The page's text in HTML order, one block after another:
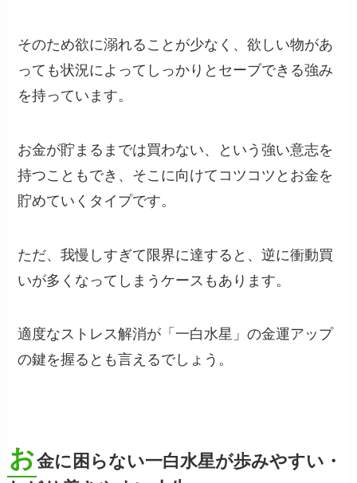
そのため欲に溺れることが少なく、欲しい物があ
っても状況によってしっかりとセーブできる強み
を持っています。
お金が貯まるまでは買わない、という強い意志を
持つこともでき、そこに向けてコツコツとお金を
貯めていくタイプです。
ただ、我慢しすぎて限界に達すると、逆に衝動買
いが多くなってしまうケースもあります。
適度なストレス解消が「一白水星」の金運アップ
の鍵を握るとも言えるでしょう。
お金に困らない一白水星が歩みやすい・